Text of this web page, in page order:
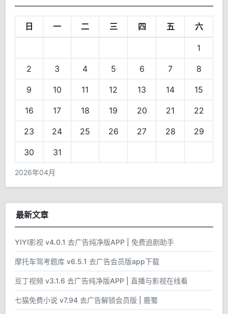
日 一 二 三 四 五 六
1
2 3 4 5 6 7 8
9 10 11 12 13 14 15
16 17 18 19 20 21 22
23 24 25 26 27 28 29
30 31
2026年04月
最新文章
YIYI影视 v4.0.1 去广告纯净版APP | 免费追剧助手
摩托车驾考题库 v6.5.1 去广告会员版app下载
豆丁视频 v3.1.6 去广告纯净版APP | 直播与影视在线看
七猫免费小说 v7.94 去广告解锁会员版 | 鹿蜀